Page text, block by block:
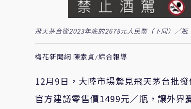
飛天茅台從2023年底的2678元人民幣（下同）／
梅花新聞網 陳素貞/綜合報導
12月9日，大陸市場驚見飛天茅台批
官方建議零售價1499元／瓶，讓外界